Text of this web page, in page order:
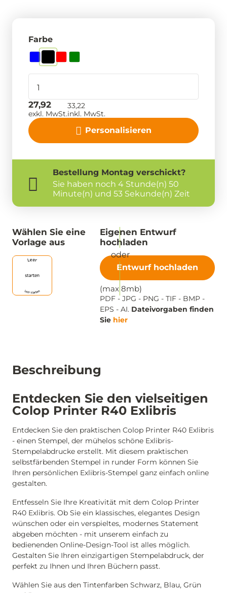
Beschreibung
Entdecken Sie den vielseitigen
Colop Printer R40 Exlibris
Entdecken Sie den praktischen Colop Printer R40 Exlibris
- einen Stempel, der mühelos schöne Exlibris-
Stempelabdrucke erstellt. Mit diesem praktischen
selbstfärbenden Stempel in runder Form können Sie
Ihren persönlichen Exlibris-Stempel ganz einfach online
gestalten.
Entfesseln Sie Ihre Kreativität mit dem Colop Printer
R40 Exlibris. Ob Sie ein klassisches, elegantes Design
wünschen oder ein verspieltes, modernes Statement
abgeben möchten - mit unserem einfach zu
bedienenden Online-Design-Tool ist alles möglich.
Gestalten Sie Ihren einzigartigen Stempelabdruck, der
perfekt zu Ihnen und Ihren Büchern passt.
Wählen Sie aus den Tintenfarben Schwarz, Blau, Grün
Farbe
Personalisieren
27,92
exkl. MwSt.
33,22
inkl. MwSt.
Bestellung Montag verschickt?
Sie haben noch 4 Stunde(n) 50
Minute(n) und 53 Sekunde(n) Zeit
Wählen Sie eine
Vorlage aus
Eigenen Entwurf
hochladen
Entwurf hochladen
(max 8mb)
PDF - JPG - PNG - TIF - BMP -
EPS - AI. Dateivorgaben finden
Sie hier